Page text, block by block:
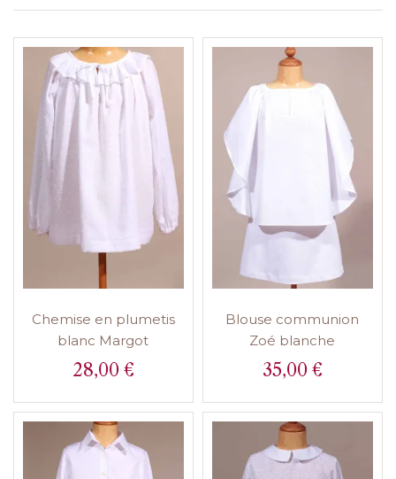
Chemise en plumetis
blanc Margot
Prix
28,00 €
Blouse communion
Zoé blanche
Prix
35,00 €